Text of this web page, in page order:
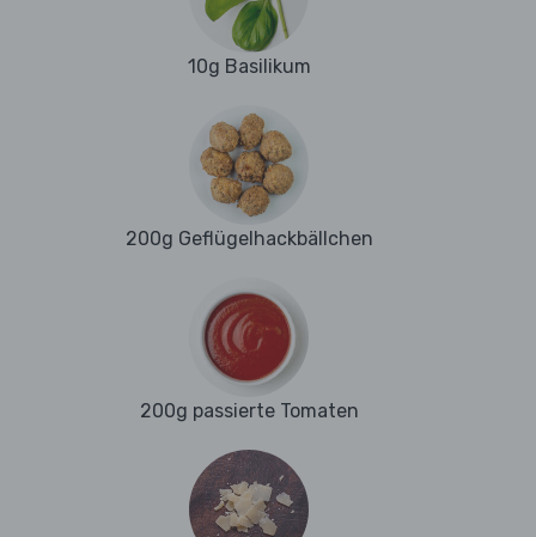
10g Basilikum
200g Geflügelhackbällchen
200g passierte Tomaten